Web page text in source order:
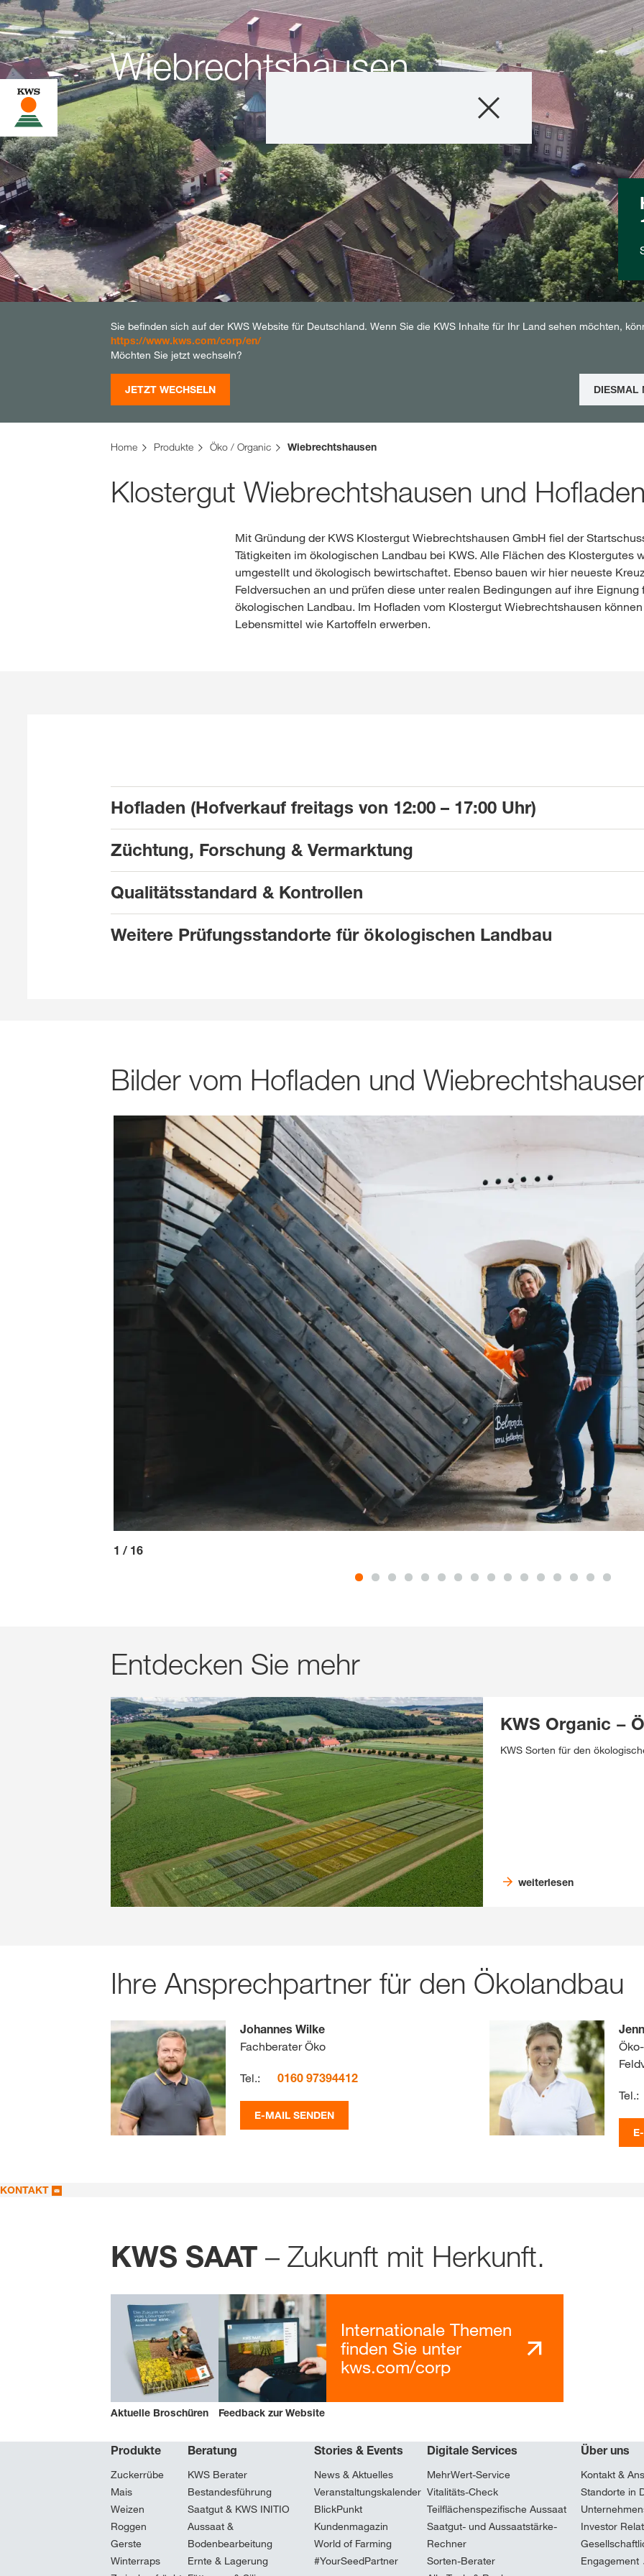
Produkte
Beratung
Stories & Events
Digitale Services
Über uns
Exklusiver
mitmyKWS
der KWS
kws.com/
Sie befinden sich auf der KWS Website für Deutschland. Wenn Sie die KWS Inhalte für Ihr Land sehen möchten,
https://www.kws.com/corp/en/
Möchten Sie jetzt wechseln?
JETZT WECHSELN DIESMAL
Home Produkte Öko / Organic Wiebrechtshausen
Wiebrechtshausen
Klostergut Wiebrechtshausen und
Mit Gründung der KWS Klostergut Wiebrechtshausen GmbH fiel der
Tätigkeiten im ökologischen Landbau bei KWS. Alle Flächen des Klostergutes
umgestellt und ökologisch bewirtschaftet. Ebenso bauen wir hier neueste
Feldversuchen an und prüfen diese unter realen Bedingungen auf ihre Eignung
ökologischen Landbau. Im Hofladen vom Klostergut Wiebrechtshausen
Lebensmittel wie Kartoffeln erwerben.
Hofladen (Hofverkauf freitags von 12:00 – 17:00 Uhr)
Züchtung, Forschung & Vermarktung
Qualitätsstandard & Kontrollen
Weitere Prüfungsstandorte für ökologischen Landbau
Bilder vom Hofladen und
1 / 16
Entdecken Sie mehr
KWS Organic −
KWS Sorten für den
weiterlesen
Ihre Ansprechpartner für den Ökolandbau
Johannes Wilke
Fachberater Öko
Tel.: 0160 97394412
E-MAIL SENDEN
Tel.:
KONTAKT
KWS SAAT – Zukunft mit Herkunft.
Aktuelle Broschüren Feedback zur Website
Internationale Themen
finden Sie unter
kws.com/corp
Produkte
Zuckerrübe
Mais
Weizen
Roggen
Gerste
Winterraps
Beratung
KWS Berater
Bestandesführung
Saatgut & KWS INITIO
Aussaat &
Bodenbearbeitung
Ernte & Lagerung
Stories & Events
News & Aktuelles
Veranstaltungskalender
BlickPunkt
Kundenmagazin
World of Farming
#YourSeedPartner
Digitale Services
MehrWert-Service
Vitalitäts-Check
Teilflächenspezifische Aussaat
Saatgut- und Aussaatstärke-
Rechner
Sorten-Berater
Über uns
Kontakt &
Standorte in
Investor
Engagement